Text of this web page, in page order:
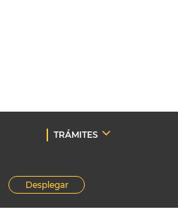
TRÁMITES
Desplegar